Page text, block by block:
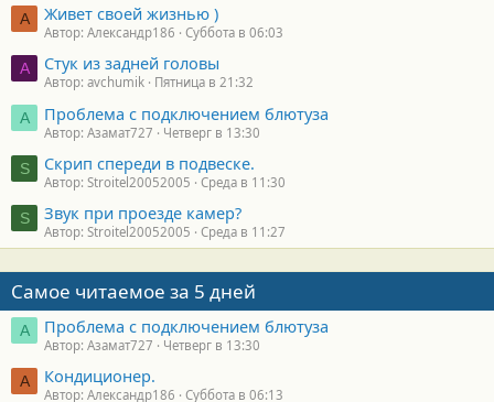
А Живет своей жизнью )
Автор: Александр186 Суббота в 06:03
A Стук из задней головы
Автор: avchumik Пятница в 21:32
А Проблема с подключением блютуза
Автор: Азамат727 Четверг в 13:30
S Скрип спереди в подвеске.
Автор: Stroitel20052005 Среда в 11:30
S Звук при проезде камер?
Автор: Stroitel20052005 Среда в 11:27
Самое читаемое за 5 дней
А Проблема с подключением блютуза
Автор: Азамат727 Четверг в 13:30
А Кондиционер.
Автор: Александр186 Суббота в 06:13